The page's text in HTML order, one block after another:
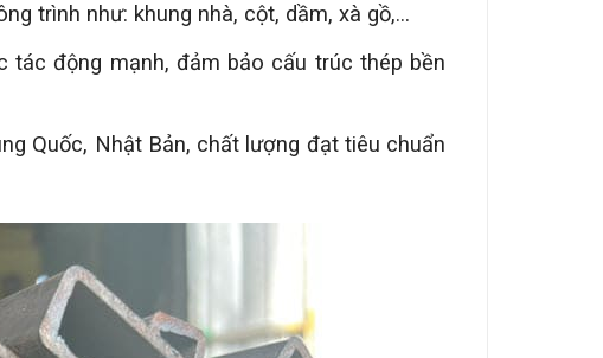
trình như: khung nhà, cột, dầm, xà gồ,...
tác động mạnh, đảm bảo cấu trúc thép bền
Quốc, Nhật Bản, chất lượng đạt tiêu chuẩn